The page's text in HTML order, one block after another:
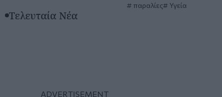
παραλίες Υγεία
Τελευταία Νέα